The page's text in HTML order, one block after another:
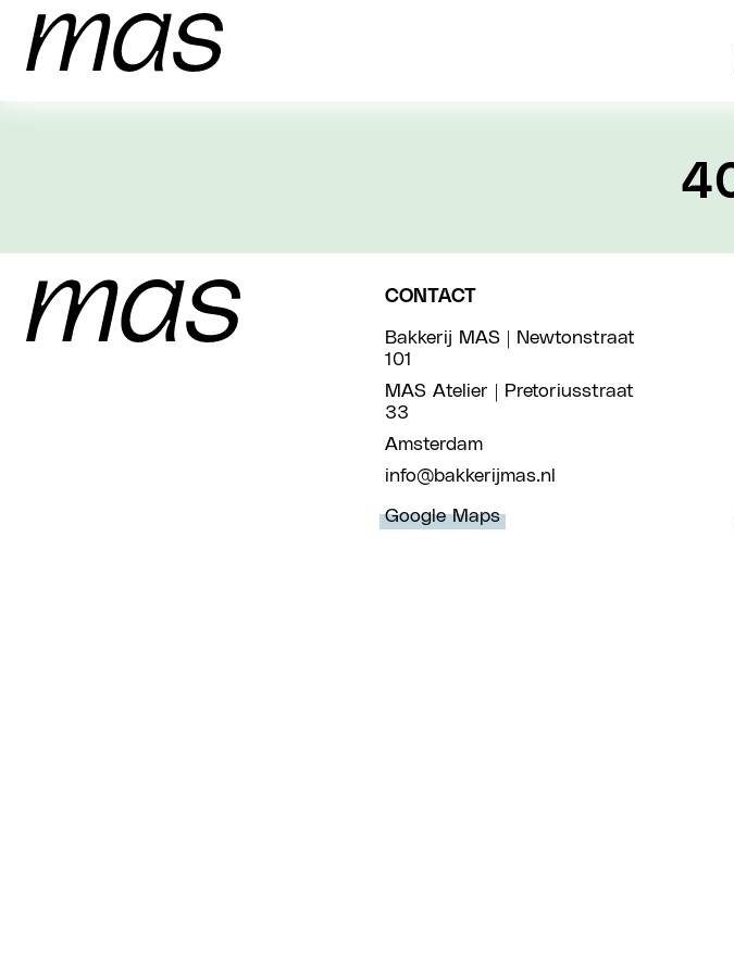
CONTACT
Bakkerij MAS | Newtonstraat
101
MAS Atelier | Pretoriusstraat
33
Amsterdam
info@bakkerijmas.nl
Google Maps